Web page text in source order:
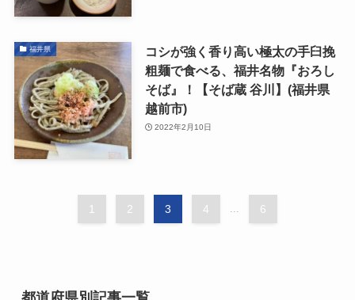
福井県
コシが強く香り高い極太の手臼挽
粗麺で食べる、福井名物『おろし
そば』！【そば蔵 谷川】(福井県
越前市)
2022年2月10日
1 2 3 4 ... 6